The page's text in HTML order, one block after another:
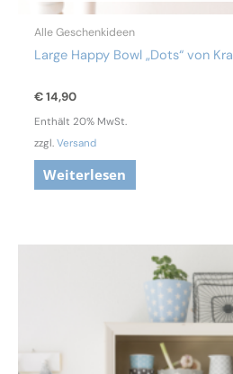
Alle Geschenkideen
Large Happy Bowl „Dots“ von
€14,90
Enthält 20% MwSt.
zzgl.Versand
Weiterlesen